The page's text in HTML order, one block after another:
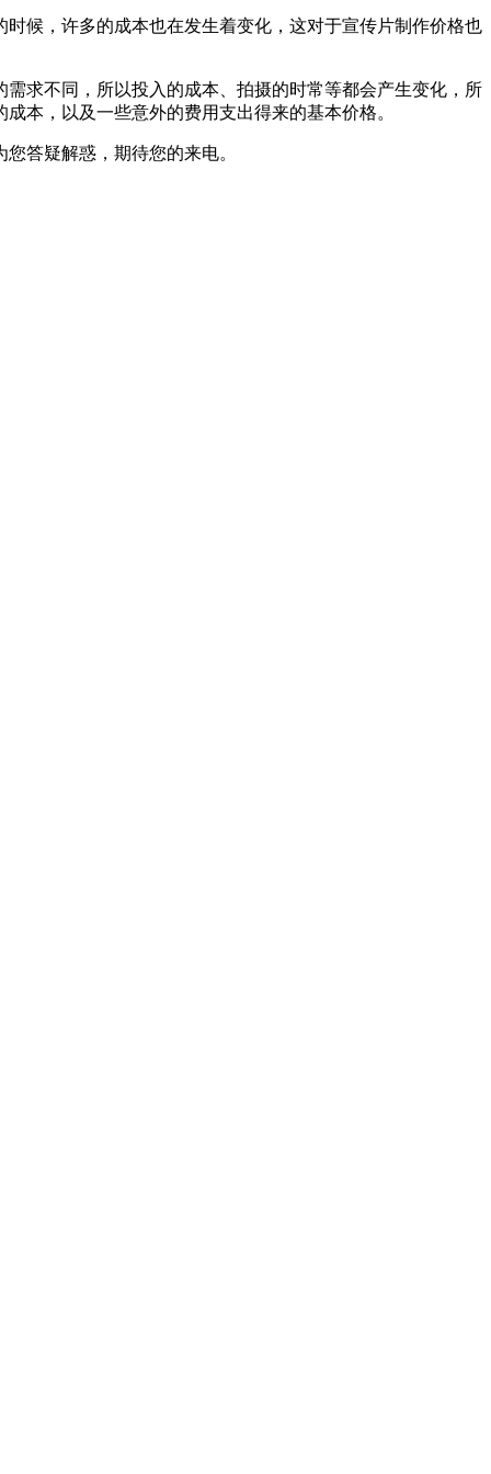
候，许多的成本也在发生着变化，这对于宣传片制作价格也
求不同，所以投入的成本、拍摄的时常等都会产生变化，所
本，以及一些意外的费用支出得来的基本价格。
答疑解惑，期待您的来电。